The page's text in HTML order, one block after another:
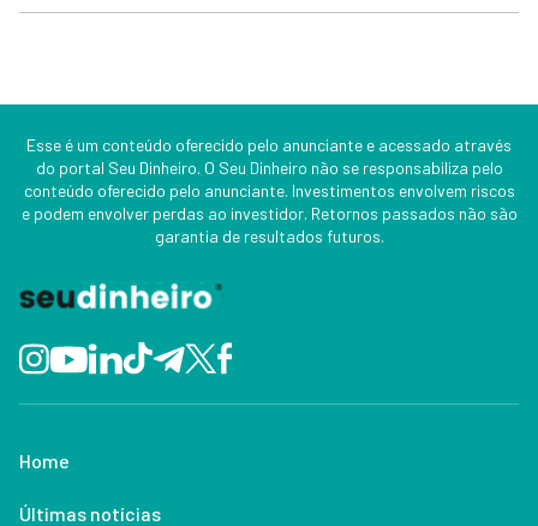
Esse é um conteúdo oferecido pelo anunciante e acessado através
do portal Seu Dinheiro. O Seu Dinheiro não se responsabiliza pelo
conteúdo oferecido pelo anunciante. Investimentos envolvem riscos
e podem envolver perdas ao investidor. Retornos passados não são
garantia de resultados futuros.
Home
Últimas notícias